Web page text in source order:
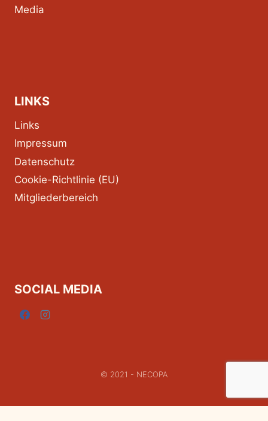
Media
LINKS
Links
Impressum
Datenschutz
Cookie-Richtlinie (EU)
Mitgliederbereich
SOCIAL MEDIA
© 2021 - NECOPA